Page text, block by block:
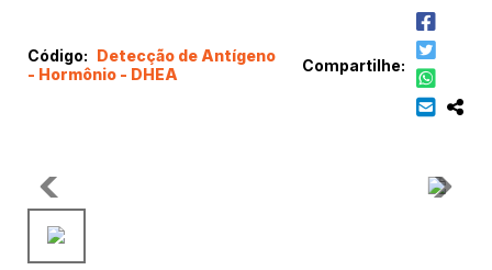
Código: Detecção de Antígeno
- Hormônio - DHEA
Compartilhe: